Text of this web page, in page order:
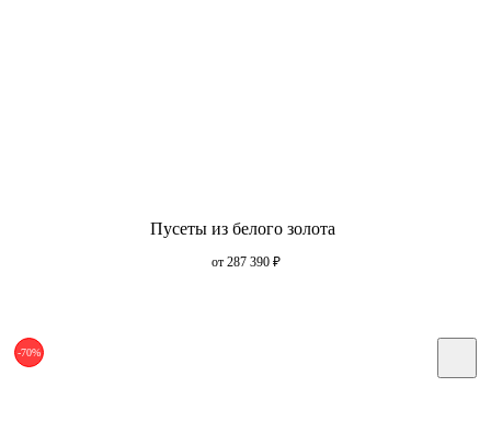
Пусеты из белого золота
от 287 390 ₽
-70%